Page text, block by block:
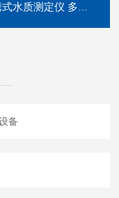
仪 多参数水质检测仪